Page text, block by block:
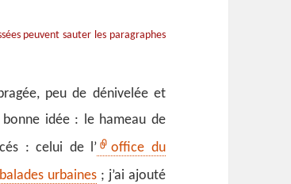
peuvent sauter les paragraphes
peu de dénivelée et
idée : le hameau de
: celui de l’
office du
urbaines ; j’ai ajouté